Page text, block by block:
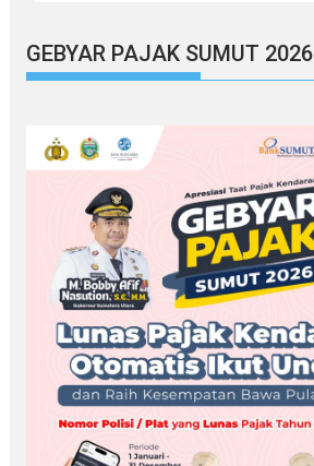
GEBYAR PAJAK SUMUT 2026